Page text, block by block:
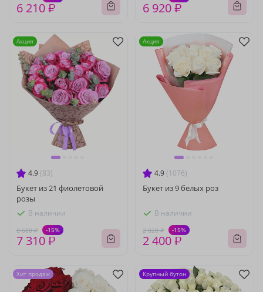
6 210 ₽ 6 920 ₽
4.9 (83)
Букет из 21 фиолетовой
розы
В наличии
8 600 ₽ -15%
7 310 ₽
Акция
4.9 (1076)
Букет из 9 белых роз
В наличии
2 820 ₽ -15%
2 400 ₽
Акция
Хит продаж Крупный бутон